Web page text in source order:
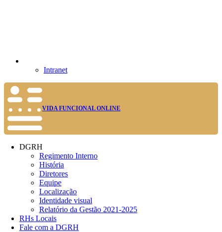
Intranet
VIDA FUNCIONAL ONLINE
DGRH
Regimento Interno
História
Diretores
Equipe
Localização
Identidade visual
Relatório da Gestão 2021-2025
RHs Locais
Fale com a DGRH